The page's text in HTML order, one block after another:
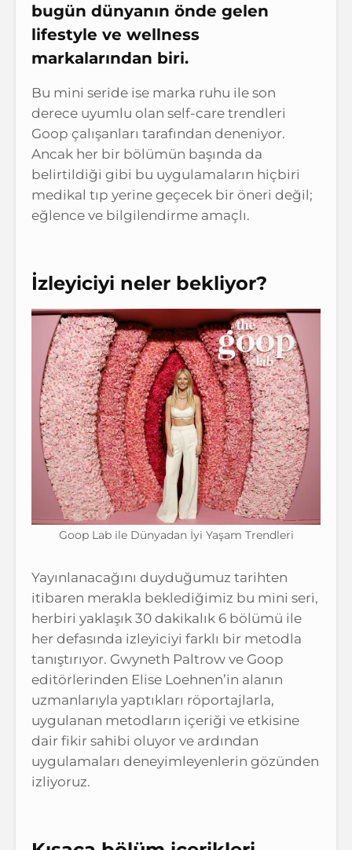
bugün dünyanın önde gelen
lifestyle ve wellness
markalarından biri.
Bu mini seride ise marka ruhu ile son
derece uyumlu olan self-care trendleri
Goop çalışanları tarafından deneniyor.
Ancak her bir bölümün başında da
belirtildiği gibi bu uygulamaların hiçbiri
medikal tıp yerine geçecek bir öneri değil;
eğlence ve bilgilendirme amaçlı.
İzleyiciyi neler bekliyor?
Goop Lab ile Dünyadan İyi Yaşam Trendleri
Yayınlanacağını duyduğumuz tarihten
itibaren merakla beklediğimiz bu mini seri,
herbiri yaklaşık 30 dakikalık 6 bölümü ile
her defasında izleyiciyi farklı bir metodla
tanıştırıyor. Gwyneth Paltrow ve Goop
editörlerinden Elise Loehnen’in alanın
uzmanlarıyla yaptıkları röportajlarla,
uygulanan metodların içeriği ve etkisine
dair fikir sahibi oluyor ve ardından
uygulamaları deneyimleyenlerin gözünden
izliyoruz.